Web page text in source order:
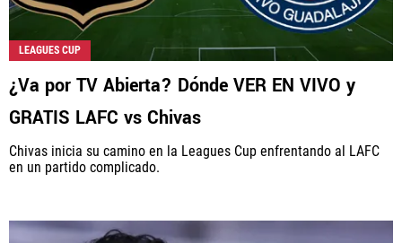
LEAGUES CUP
¿Va por TV Abierta? Dónde VER EN VIVO y
GRATIS LAFC vs Chivas
Chivas inicia su camino en la Leagues Cup enfrentando al LAFC
en un partido complicado.